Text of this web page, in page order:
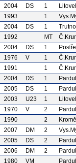
2004 DS 1
Litovel
1993 1
2004 DS 1
1992 MT
2004 DS 1
1976 V 1
1991 1
2004 DS 1
2005 DS 1
2003 U23 1
Litovel
1970 V 2
1990 2
2007 DM 2
2005 DS 2
2006 DM 2
1980 VM